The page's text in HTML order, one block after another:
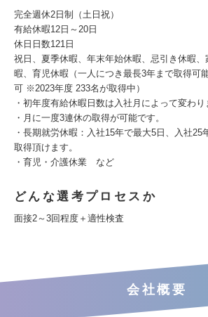
完全週休2日制（土日祝）
有給休暇12日～20日
休日日数121日
祝日、夏季休暇、年末年始休暇、忌引き休暇
暇、育児休暇（一人につき最長3年まで取得可
可 ※2023年度 233名が取得中）
・初年度有給休暇日数は入社月によって変わり
・月に一度3連休の取得が可能です。
・長期就労休暇：入社15年で最大5日、入社25
取得頂けます。
・育児・介護休業 など
どんな選考プロセスか
面接2～3回程度＋適性検査
会社概要